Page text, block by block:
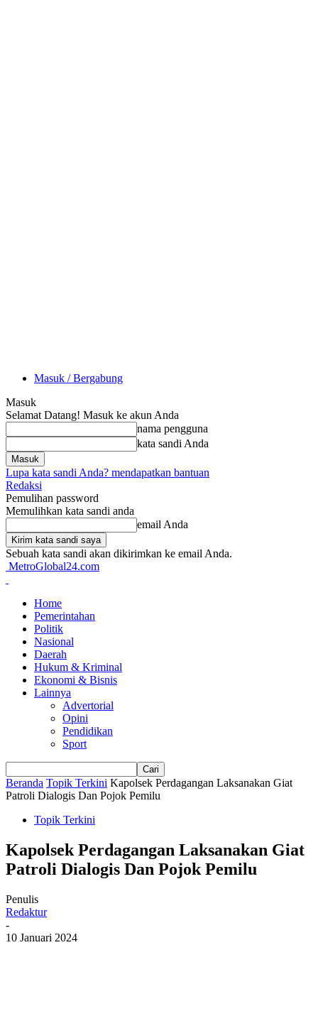
Masuk / Bergabung
Masuk
Selamat Datang! Masuk ke akun Anda
nama pengguna
kata sandi Anda
Lupa kata sandi Anda? mendapatkan bantuan
Redaksi
Pemulihan password
Memulihkan kata sandi anda
email Anda
Sebuah kata sandi akan dikirimkan ke email Anda.
MetroGlobal24.com
Home
Pemerintahan
Politik
Nasional
Daerah
Hukum & Kriminal
Ekonomi & Bisnis
Lainnya
Advertorial
Opini
Pendidikan
Sport
Beranda Topik Terkini Kapolsek Perdagangan Laksanakan Giat
Patroli Dialogis Dan Pojok Pemilu
Topik Terkini
Kapolsek Perdagangan Laksanakan Giat
Patroli Dialogis Dan Pojok Pemilu
Penulis
Redaktur
-
10 Januari 2024